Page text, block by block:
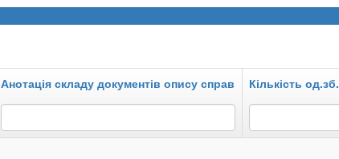
Анотація складу документів опису справ Кількість од.зб.